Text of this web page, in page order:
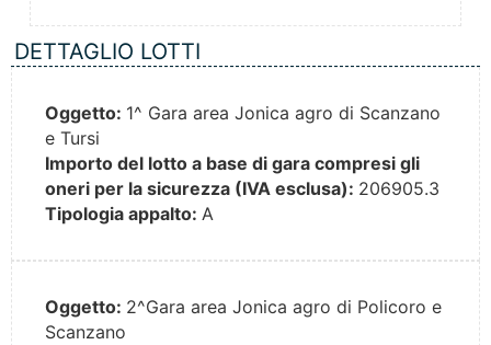
DETTAGLIO LOTTI
Oggetto: 1^ Gara area Jonica agro di Scanzano
e Tursi
Importo del lotto a base di gara compresi gli
oneri per la sicurezza (IVA esclusa): 206905.3
Tipologia appalto: A
Oggetto: 2^Gara area Jonica agro di Policoro e
Scanzano